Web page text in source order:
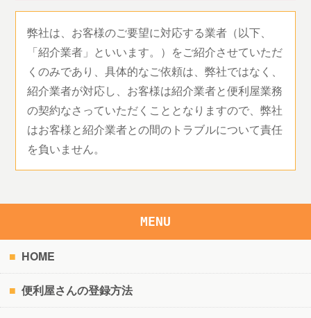
弊社は、お客様のご要望に対応する業者（以下、
「紹介業者」といいます。）をご紹介させていただ
くのみであり、具体的なご依頼は、弊社ではなく、
紹介業者が対応し、お客様は紹介業者と便利屋業務
の契約なさっていただくこととなりますので、弊社
はお客様と紹介業者との間のトラブルについて責任
を負いません。
MENU
HOME
便利屋さんの登録方法